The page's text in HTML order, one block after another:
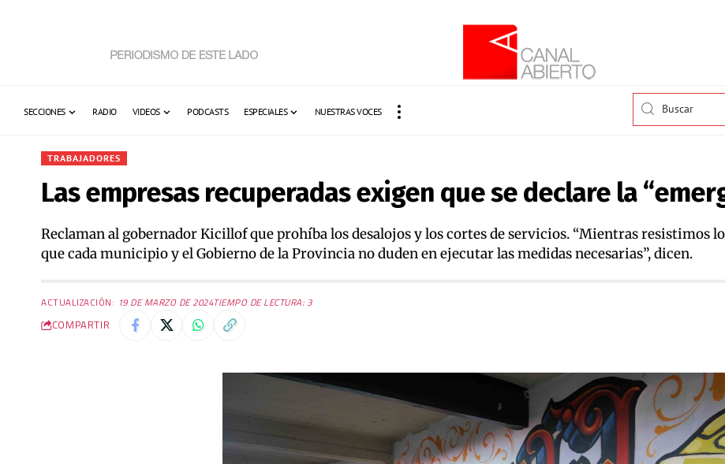
SECCIONES RADIO VIDEOS PODCASTS ESPECIALES NUESTRAS VOCES
TRABAJADORES
Las empresas recuperadas exigen que se declare la
Reclaman al gobernador Kicillof que prohíba los desalojos y los cortes de servicios. “Mientras resistimos
que cada municipio y el Gobierno de la Provincia no duden en ejecutar las medidas necesarias”, dicen.
ACTUALIZACIÓN: 19 DE MARZO DE 2024TIEMPO DE LECTURA: 3
COMPARTIR